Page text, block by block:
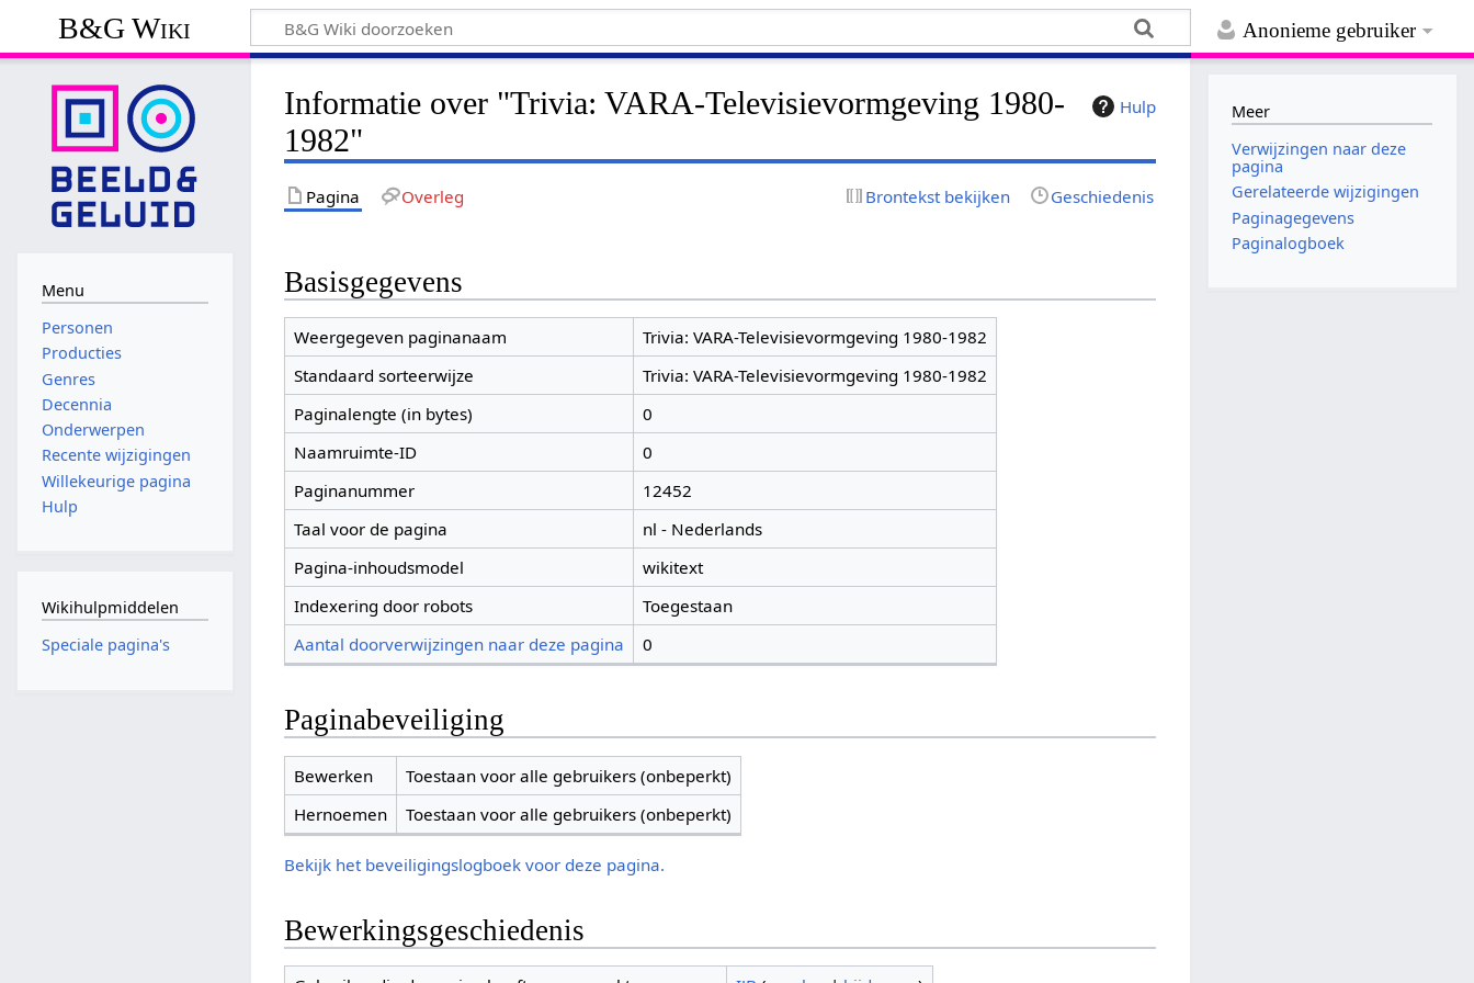
Anonieme gebruiker
B&G Wiki
Hulp
Informatie over "Trivia: VARA-Televisievormgeving 1980-
1982"
Pagina Overleg Brontekst bekijken Geschiedenis
Basisgegevens
Weergegeven paginanaam
Trivia: VARA-Televisievormgeving 1980-1982
Standaard sorteerwijze
Trivia: VARA-Televisievormgeving 1980-1982
Paginalengte (in bytes)
0
Naamruimte-ID
0
Paginanummer
12452
Taal voor de pagina
nl - Nederlands
Pagina-inhoudsmodel
wikitext
Indexering door robots
Toegestaan
Aantal doorverwijzingen naar deze pagina
0
Paginabeveiliging
Bewerken
Toestaan voor alle gebruikers (onbeperkt)
Hernoemen
Toestaan voor alle gebruikers (onbeperkt)
Bekijk het beveiligingslogboek voor deze pagina.
Bewerkingsgeschiedenis
Menu
Personen
Producties
Genres
Decennia
Onderwerpen
Recente wijzigingen
Willekeurige pagina
Hulp
Wikihulpmiddelen
Speciale pagina's
Meer
Verwijzingen naar deze
pagina
Gerelateerde wijzigingen
Paginagegevens
Paginalogboek